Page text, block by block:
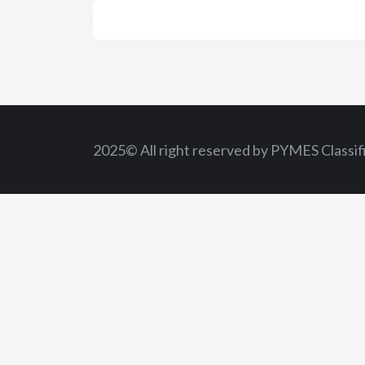
2025© All right reserved by PYMES